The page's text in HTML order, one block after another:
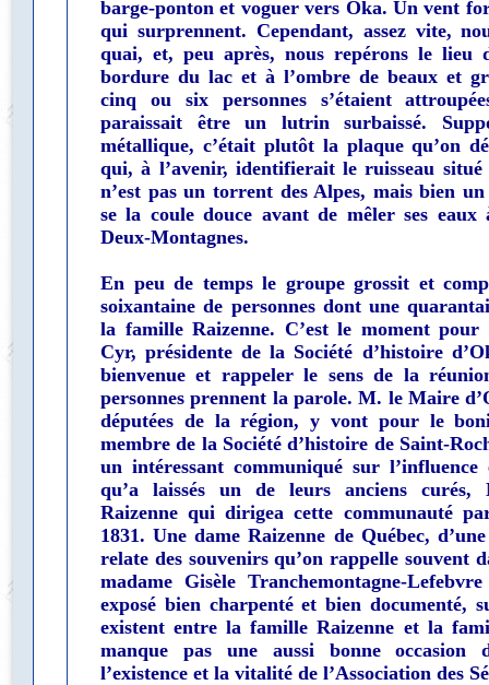
barge-ponton et voguer vers Oka. Un vent
qui surprennent. Cependant, assez vite,
quai, et, peu après, nous repérons le lieu
bordure du lac et à l’ombre de beaux et
cinq ou six personnes s’étaient
paraissait être un lutrin surbaissé.
métallique, c’était plutôt la plaque qu’on
qui, à l’avenir, identifierait le ruisseau
n’est pas un torrent des Alpes, mais bien
se la coule douce avant de mêler ses eaux
Deux-Montagnes.
En peu de temps le groupe grossit et
soixantaine de personnes dont une
la famille Raizenne. C’est le moment pour
Cyr, présidente de la Société d’histoire
bienvenue et rappeler le sens de la
personnes prennent la parole. M. le Maire
députées de la région, y vont pour le
membre de la Société d’histoire de Saint-
un intéressant communiqué sur
qu’a laissés un de leurs anciens curés,
Raizenne qui dirigea cette communauté
1831. Une dame Raizenne de Québec,
relate des souvenirs qu’on rappelle souvent
madame Gisèle Tranchemontagne-
exposé bien charpenté et bien documenté,
existent entre la famille Raizenne et la
manque pas une aussi bonne occasion
l’existence et la vitalité de l’Association des